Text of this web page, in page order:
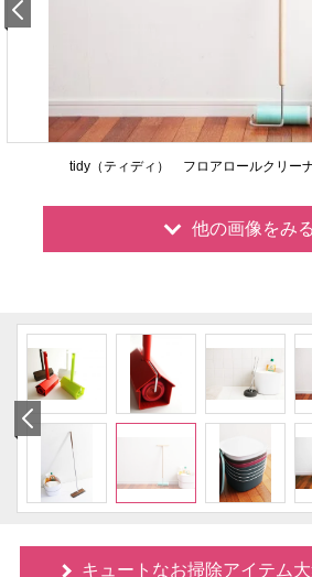
tidy（ティディ） フロアロールクリー
他の画像をみる
キュートなお掃除アイテム